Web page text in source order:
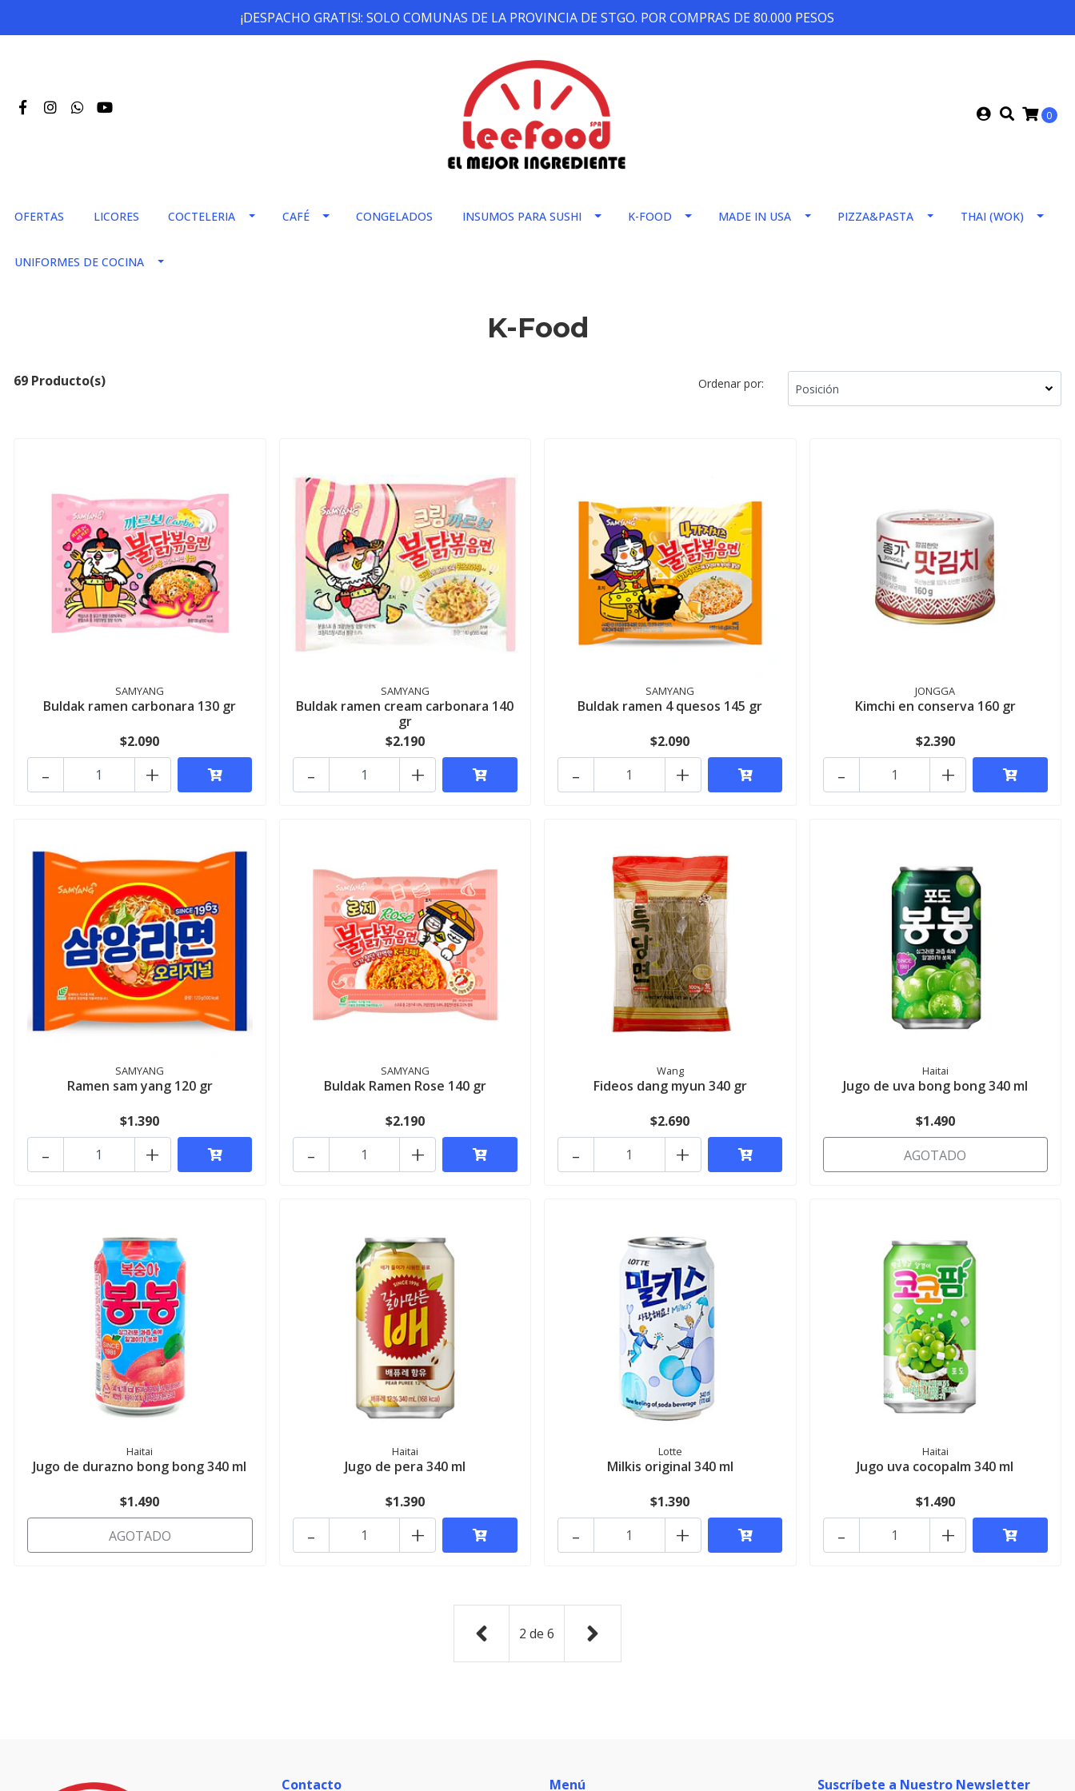
¡DESPACHO GRATIS!: SOLO COMUNAS DE LA PROVINCIA DE STGO. POR COMPRAS DE 80.000 PESOS
0
OFERTAS LICORES COCTELERIA CAFÉ CONGELADOS INSUMOS PARA SUSHI K-FOOD MADE IN USA PIZZA&PASTA THAI (WOK)
UNIFORMES DE COCINA
K-Food
69 Producto(s) Ordenar por:
SAMYANG
Buldak ramen carbonara 130 gr
$2.090
+
-
SAMYANG
Buldak ramen cream carbonara 140
gr
$2.190
+
-
SAMYANG
Buldak ramen 4 quesos 145 gr
$2.090
+
-
JONGGA
Kimchi en conserva 160 gr
$2.390
+
-
SAMYANG
Ramen sam yang 120 gr
$1.390
+
-
SAMYANG
Buldak Ramen Rose 140 gr
$2.190
+
-
Wang
Fideos dang myun 340 gr
$2.690
+
-
Haitai
Jugo de uva bong bong 340 ml
$1.490
AGOTADO
Haitai
Jugo de durazno bong bong 340 ml
$1.490
AGOTADO
Haitai
Jugo de pera 340 ml
$1.390
+
-
Lotte
Milkis original 340 ml
$1.390
+
-
Haitai
Jugo uva cocopalm 340 ml
$1.490
+
-
2 de 6
Contacto Menú Suscríbete a Nuestro Newsletter